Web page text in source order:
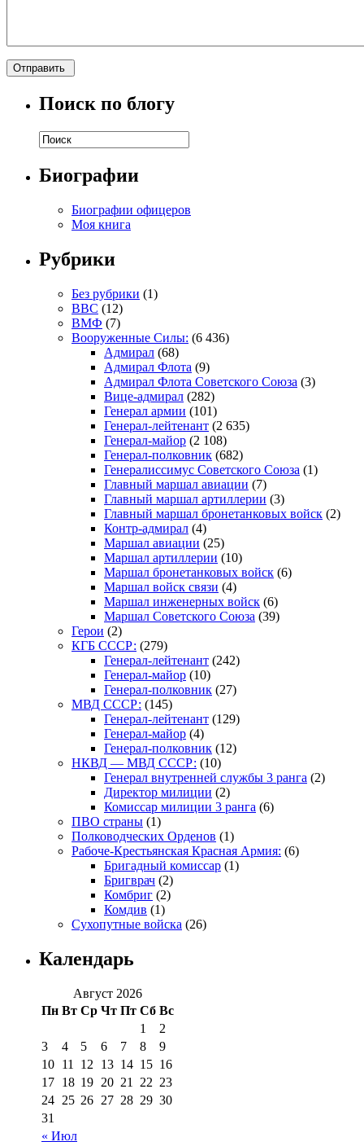
Поиск по блогу
Биографии
Биографии офицеров
Моя книга
Рубрики
Без рубрики (1)
ВВС (12)
ВМФ (7)
Вооруженные Силы: (6 436)
Адмирал (68)
Адмирал Флота (9)
Адмирал Флота Советского Союза (3)
Вице-адмирал (282)
Генерал армии (101)
Генерал-лейтенант (2 635)
Генерал-майор (2 108)
Генерал-полковник (682)
Генералиссимус Советского Союза (1)
Главный маршал авиации (7)
Главный маршал артиллерии (3)
Главный маршал бронетанковых войск (2)
Контр-адмирал (4)
Маршал авиации (25)
Маршал артиллерии (10)
Маршал бронетанковых войск (6)
Маршал войск связи (4)
Маршал инженерных войск (6)
Маршал Советского Союза (39)
Герои (2)
КГБ СССР: (279)
Генерал-лейтенант (242)
Генерал-майор (10)
Генерал-полковник (27)
МВД СССР: (145)
Генерал-лейтенант (129)
Генерал-майор (4)
Генерал-полковник (12)
НКВД — МВД СССР: (10)
Генерал внутренней службы 3 ранга (2)
Директор милиции (2)
Комиссар милиции 3 ранга (6)
ПВО страны (1)
Полководческих Орденов (1)
Рабоче-Крестьянская Красная Армия: (6)
Бригадный комиссар (1)
Бригврач (2)
Комбриг (2)
Комдив (1)
Сухопутные войска (26)
Календарь
Август 2026
Пн Вт Ср Чт Пт Сб Вс
« Июл
1
2
3
4 5 6 7 8
9
10 11 12 13 14 15 16
17 18 19 20 21 22 23
24 25 26 27 28 29 30
31